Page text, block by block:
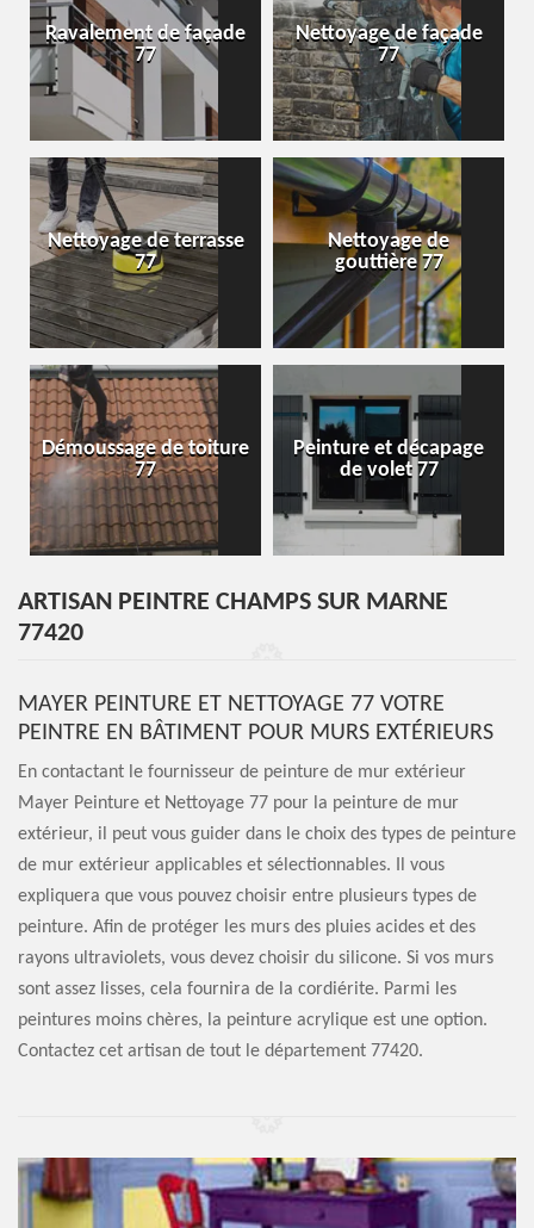
Ravalement de façade
77
Nettoyage de façade
77
Nettoyage de terrasse
77
Nettoyage de
gouttière 77
Démoussage de toiture
77
Peinture et décapage
de volet 77
ARTISAN PEINTRE CHAMPS SUR MARNE
77420
MAYER PEINTURE ET NETTOYAGE 77 VOTRE
PEINTRE EN BÂTIMENT POUR MURS EXTÉRIEURS
En contactant le fournisseur de peinture de mur extérieur
Mayer Peinture et Nettoyage 77 pour la peinture de mur
extérieur, il peut vous guider dans le choix des types de peinture
de mur extérieur applicables et sélectionnables. Il vous
expliquera que vous pouvez choisir entre plusieurs types de
peinture. Afin de protéger les murs des pluies acides et des
rayons ultraviolets, vous devez choisir du silicone. Si vos murs
sont assez lisses, cela fournira de la cordiérite. Parmi les
peintures moins chères, la peinture acrylique est une option.
Contactez cet artisan de tout le département 77420.